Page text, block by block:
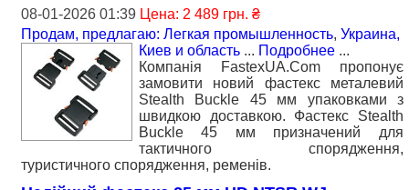
08-01-2026 01:39 Цена: 2 489 грн. ₴
Продам, предлагаю: Легкая промышленность, Украина,
Киев и область ... Подробнее ...
Компанія FastexUA.Com пропонує
замовити новий фастекс металевий
Stealth Buckle 45 мм упаковками з
швидкою доставкою. Фастекс Stealth
Buckle 45 мм призначений для
тактичного спорядження,
туристичного спорядження, ременів.